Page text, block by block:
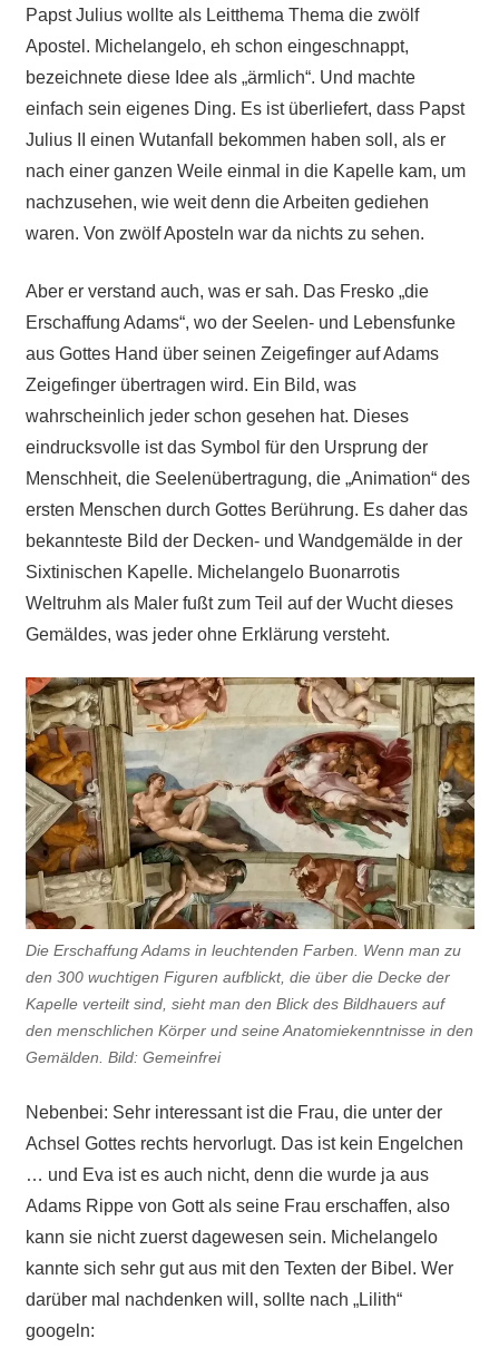
Papst Julius wollte als Leitthema Thema die zwölf
Apostel. Michelangelo, eh schon eingeschnappt,
bezeichnete diese Idee als „ärmlich“. Und machte
einfach sein eigenes Ding. Es ist überliefert, dass Papst
Julius II einen Wutanfall bekommen haben soll, als er
nach einer ganzen Weile einmal in die Kapelle kam, um
nachzusehen, wie weit denn die Arbeiten gediehen
waren. Von zwölf Aposteln war da nichts zu sehen.
Aber er verstand auch, was er sah. Das Fresko „die
Erschaffung Adams“, wo der Seelen- und Lebensfunke
aus Gottes Hand über seinen Zeigefinger auf Adams
Zeigefinger übertragen wird. Ein Bild, was
wahrscheinlich jeder schon gesehen hat. Dieses
eindrucksvolle ist das Symbol für den Ursprung der
Menschheit, die Seelenübertragung, die „Animation“ des
ersten Menschen durch Gottes Berührung. Es daher das
bekannteste Bild der Decken- und Wandgemälde in der
Sixtinischen Kapelle. Michelangelo Buonarrotis
Weltruhm als Maler fußt zum Teil auf der Wucht dieses
Gemäldes, was jeder ohne Erklärung versteht.
Die Erschaffung Adams in leuchtenden Farben. Wenn man zu
den 300 wuchtigen Figuren aufblickt, die über die Decke der
Kapelle verteilt sind, sieht man den Blick des Bildhauers auf
den menschlichen Körper und seine Anatomiekenntnisse in den
Gemälden. Bild: Gemeinfrei
Nebenbei: Sehr interessant ist die Frau, die unter der
Achsel Gottes rechts hervorlugt. Das ist kein Engelchen
… und Eva ist es auch nicht, denn die wurde ja aus
Adams Rippe von Gott als seine Frau erschaffen, also
kann sie nicht zuerst dagewesen sein. Michelangelo
kannte sich sehr gut aus mit den Texten der Bibel. Wer
darüber mal nachdenken will, sollte nach „Lilith“
googeln: